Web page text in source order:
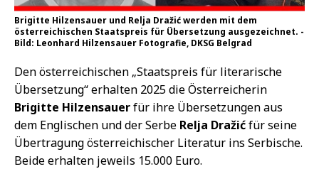
Brigitte Hilzensauer und Relja Dražić werden mit dem
österreichischen Staatspreis für Übersetzung ausgezeichnet. -
Bild: Leonhard Hilzensauer Fotografie, DKSG Belgrad
Den österreichischen „Staatspreis für literarische
Übersetzung“ erhalten 2025 die Österreicherin
Brigitte Hilzensauerfür ihre Übersetzungen aus
dem Englischen und der Serbe Relja Dražićfür seine
Übertragung österreichischer Literatur ins Serbische.
Beide erhalten jeweils 15.000 Euro.